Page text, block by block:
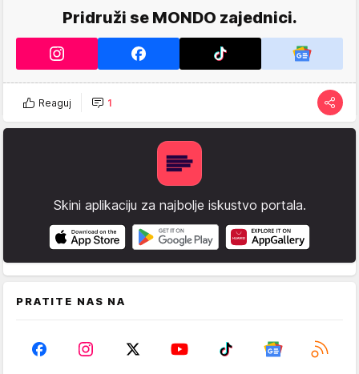
Pridruži se MONDO zajednici.
Reaguj 1
Skini aplikaciju za najbolje iskustvo portala.
PRATITE NAS NA